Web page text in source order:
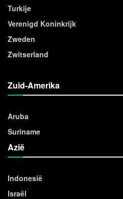
Turkije
Verenigd Koninkrijk
Zweden
Zwitserland
Zuid-Amerika
Aruba
Suriname
Azië
Indonesië
Israël